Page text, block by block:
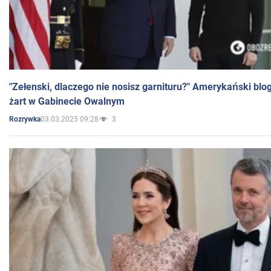
"Zełenski, dlaczego nie nosisz garnituru?" Amerykański
żart w Gabinecie Owalnym
Rozrywka03.03.2025 09:28 3